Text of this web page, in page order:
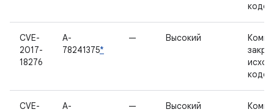
кодом
CVE-
2017-
18276
A-
78241375*
— Высокий
кодом
CVE-
A-
— Высокий